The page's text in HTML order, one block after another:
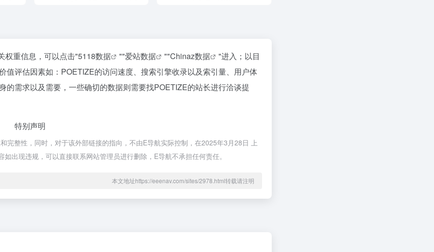
权重信息，可以点击"5118数据 ""爱站数据 ""Chinaz数据
"进入；以目
评估因素如：POETIZE的访问速度、搜索引擎收录以及索引量、用户体
需求以及需要，一些确切的数据则需要找POETIZE的站长进行洽谈提
特别声明
完整性，同时，对于该外部链接的指向，不由E导航实际控制，在2025年3月28日 上
出现违规，可以直接联系网站管理员进行删除，E导航不承担任何责任。
本文地址https://eeenav.com/sites/2978.html转载请注明